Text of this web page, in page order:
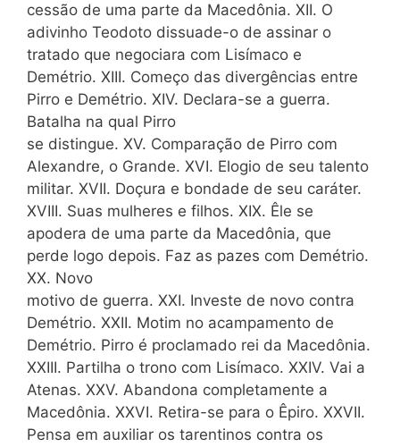
cessão de uma parte da Macedônia. XII. O
adivinho Teodoto dissuade-o de assinar o
tratado que negociara com Lisímaco e
Demétrio. XIII. Começo das divergências entre
Pirro e Demétrio. XIV. Declara-se a guerra.
Batalha na qual Pirro
se distingue. XV. Comparação de Pirro com
Alexandre, o Grande. XVI. Elogio de seu talento
militar. XVII. Doçura e bondade de seu caráter.
XVIII. Suas mulheres e filhos. XIX. Êle se
apodera de uma parte da Macedônia, que
perde logo depois. Faz as pazes com Demétrio.
XX. Novo
motivo de guerra. XXI. Investe de novo contra
Demétrio. XXII. Motim no acampamento de
Demétrio. Pirro é proclamado rei da Macedônia.
XXIII. Partilha o trono com Lisímaco. XXIV. Vai a
Atenas. XXV. Abandona completamente a
Macedônia. XXVI. Retira-se para o Êpiro. XXVII.
Pensa em auxiliar os tarentinos contra os